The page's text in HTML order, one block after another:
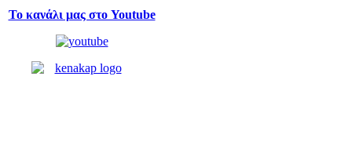
Το κανάλι μας στο Youtube